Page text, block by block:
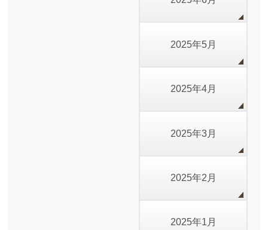
2025年5月
2025年4月
2025年3月
2025年2月
2025年1月